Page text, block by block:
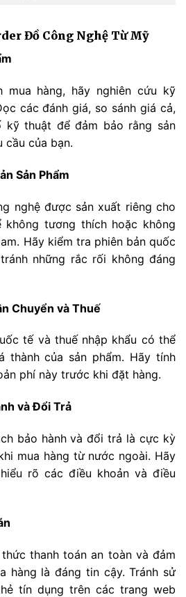
Đồ Công Nghệ Từ Mỹ
mua hàng, hãy nghiên cứu kỹ
các đánh giá, so sánh giá cả,
kỹ thuật để đảm bảo rằng sản
cầu của bạn.
Sản Phẩm
nghệ được sản xuất riêng cho
tương thích hoặc không
Hãy kiểm tra phiên bản quốc
những rắc rối không đáng
Chuyển và Thuế
tế và thuế nhập khẩu có thể
thành của sản phẩm. Hãy tính
phí này trước khi đặt hàng.
và Đổi Trả
bảo hành và đổi trả là cực kỳ
mua hàng từ nước ngoài. Hãy
rõ các điều khoản và điều
thanh toán an toàn và đảm
hàng là đáng tin cậy. Tránh sử
tín dụng trên các trang web